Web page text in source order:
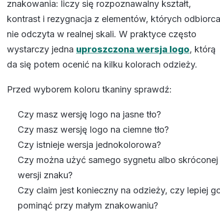
znakowania: liczy się rozpoznawalny kształt,
kontrast i rezygnacja z elementów, których odbiorca
nie odczyta w realnej skali. W praktyce często
wystarczy jedna uproszczona wersja logo, którą
da się potem ocenić na kilku kolorach odzieży.
Przed wyborem koloru tkaniny sprawdź:
Czy masz wersję logo na jasne tło?
Czy masz wersję logo na ciemne tło?
Czy istnieje wersja jednokolorowa?
Czy można użyć samego sygnetu albo skróconej
wersji znaku?
Czy claim jest konieczny na odzieży, czy lepiej
pominąć przy małym znakowaniu?